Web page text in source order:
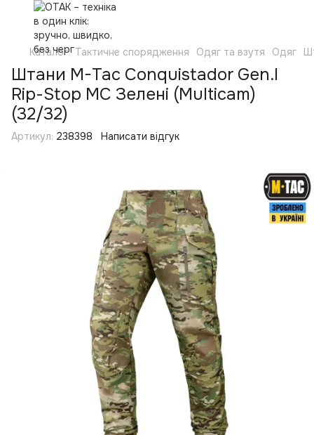
Каталог Тактичне спорядження Одяг та взутя Одяг
Штани M-Tac Conquistador Gen.I
Rip-Stop MC Зелені (Multicam)
(32/32)
Артикул: 238398 Написати відгук